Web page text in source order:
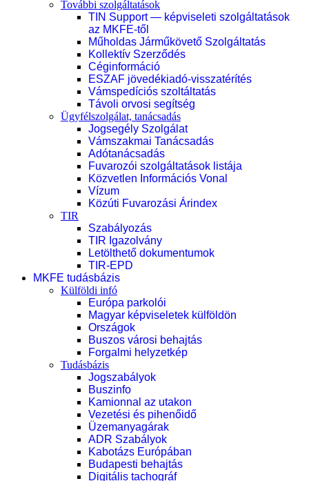
További szolgáltatások
TIN Support — képviseleti szolgáltatások
az MKFE-től
Műholdas Járműkövető Szolgáltatás
Kollektív Szerződés
Céginformáció
ESZAF jövedékiadó-visszatérítés
Vámspedíciós szoltáltatás
Távoli orvosi segítség
Ügyfélszolgálat, tanácsadás
Jogsegély Szolgálat
Vámszakmai Tanácsadás
Adótanácsadás
Fuvarozói szolgáltatások listája
Közvetlen Információs Vonal
Vízum
Közúti Fuvarozási Árindex
TIR
Szabályozás
TIR Igazolvány
Letölthető dokumentumok
TIR-EPD
MKFE tudásbázis
Külföldi infó
Európa parkolói
Magyar képviseletek külföldön
Országok
Buszos városi behajtás
Forgalmi helyzetkép
Tudásbázis
Jogszabályok
Buszinfo
Kamionnal az utakon
Vezetési és pihenőidő
Üzemanyagárak
ADR Szabályok
Kabotázs Európában
Budapesti behajtás
Digitális tachográf